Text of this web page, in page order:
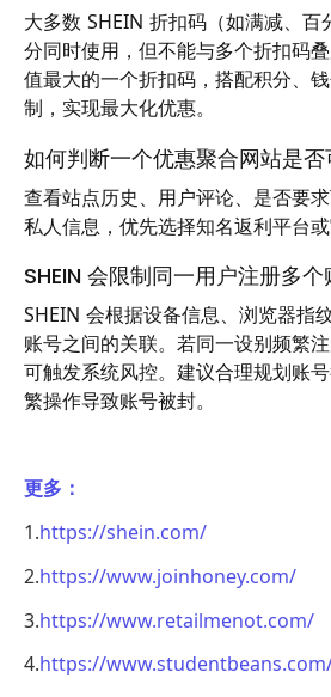
大多数 SHEIN 折扣码（如满减、百
分同时使用，但不能与多个折扣码
值最大的一个折扣码，搭配积分、
制，实现最大化优惠。
如何判断一个优惠聚合网站是否
查看站点历史、用户评论、是否要
私人信息，优先选择知名返利平台或
SHEIN 会限制同一用户注册多个
SHEIN 会根据设备信息、浏览器指
账号之间的关联。若同一设别频繁
可触发系统风控。建议合理规划账
繁操作导致账号被封。
更多：
1.https://shein.com/
2.https://www.joinhoney.com/
3.https://www.retailmenot.com/
4.https://